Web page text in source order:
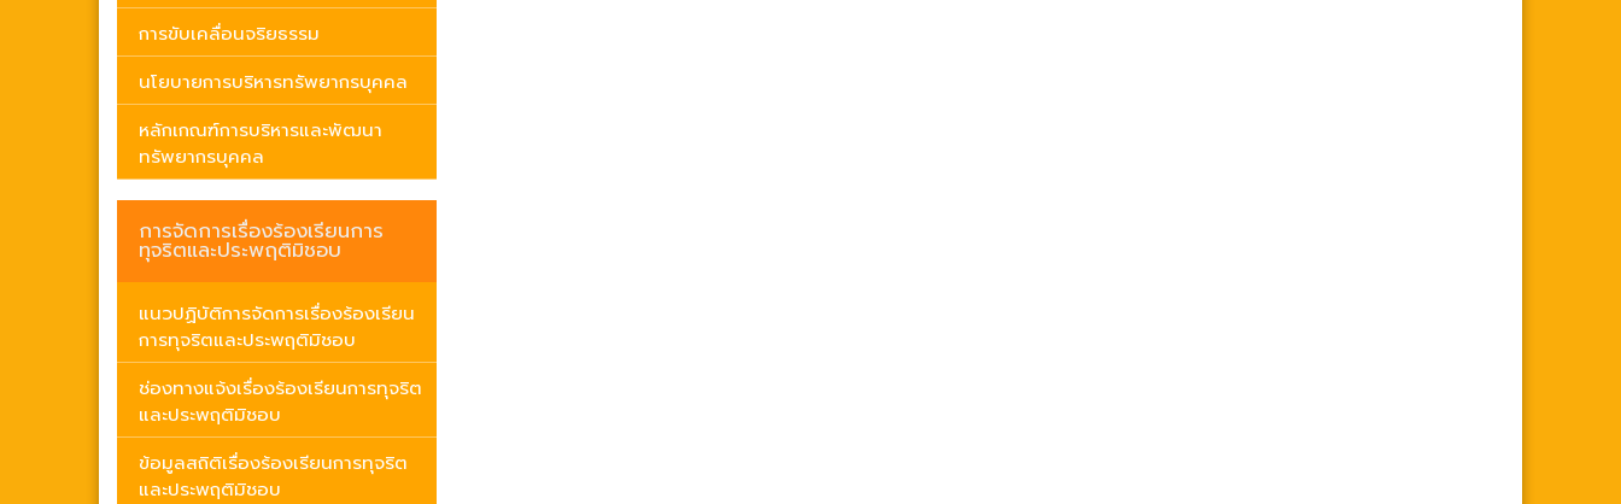
การขับเคลื่อนจริยธรรม
นโยบายการบริหารทรัพยากรบุคคล
หลักเกณฑ์การบริหารและพัฒนา
ทรัพยากรบุคคล
การจัดการเรื่องร้องเรียนการ
ทุจริตและประพฤติมิชอบ
แนวปฏิบัติการจัดการเรื่องร้องเรียน
การทุจริตและประพฤติมิชอบ
ช่องทางแจ้งเรื่องร้องเรียนการทุจริต
และประพฤติมิชอบ
ข้อมูลสถิติเรื่องร้องเรียนการทุจริต
และประพฤติมิชอบ